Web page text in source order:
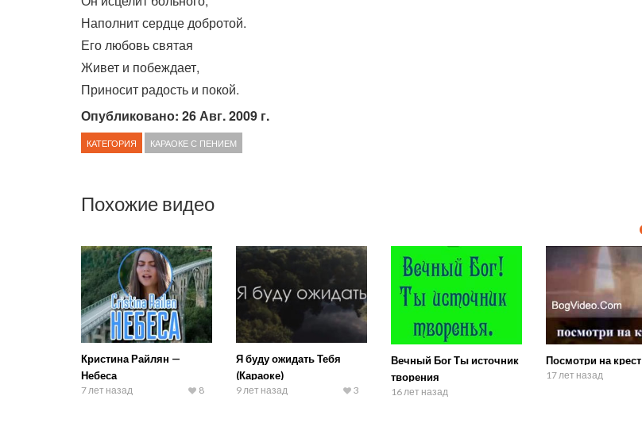
Наполнит сердце добротой.
Его любовь святая
Живет и побеждает,
Приносит радость и покой.
Опубликовано: 26 Авг. 2009 г.
КАТЕГОРИЯ КАРАОКЕ С ПЕНИЕМ
Похожие видео
Кристина Райлян —
Небеса
7 лет назад 8
Я буду ожидать Тебя
(Караоке)
9 лет назад 3
Вечный Бог Ты источник
творения
16 лет назад
Посмотри на крест
17 лет назад